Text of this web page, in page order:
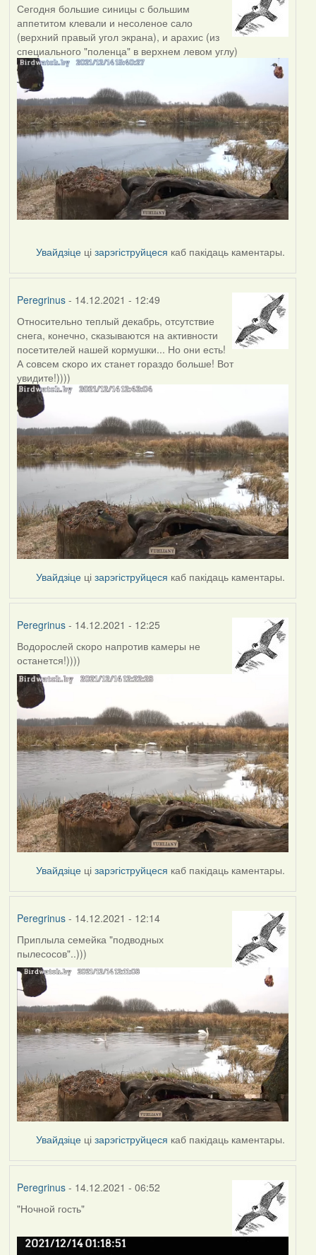
Сегодня большие синицы с большим
аппетитом клевали и несоленое сало
(верхний правый угол экрана), и арахис (из
специального "поленца" в верхнем левом углу)
Увайдзіце цізарэгіструйцеся каб пакідаць каментары.
Peregrinus- 14.12.2021 - 12:49
Относительно теплый декабрь, отсутствие
снега, конечно, сказываются на активности
посетителей нашей кормушки... Но они есть!
А совсем скоро их станет гораздо больше! Вот
увидите!))))
Увайдзіце цізарэгіструйцеся каб пакідаць каментары.
Peregrinus- 14.12.2021 - 12:25
Водорослей скоро напротив камеры не
останется!))))
Увайдзіце цізарэгіструйцеся каб пакідаць каментары.
Peregrinus- 14.12.2021 - 12:14
Приплыла семейка "подводных
пылесосов"..)))
Увайдзіце цізарэгіструйцеся каб пакідаць каментары.
Peregrinus- 14.12.2021 - 06:52
"Ночной гость"